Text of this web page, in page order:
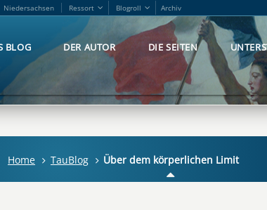
Niedersachsen Ressort Blogroll Archiv
BLOG DER AUTOR DIE SEITEN
Home TauBlog Über dem körperlichen Limit
Niedersachsen Ressort Blogroll Archiv
BLOG DER AUTOR DIE SEITEN